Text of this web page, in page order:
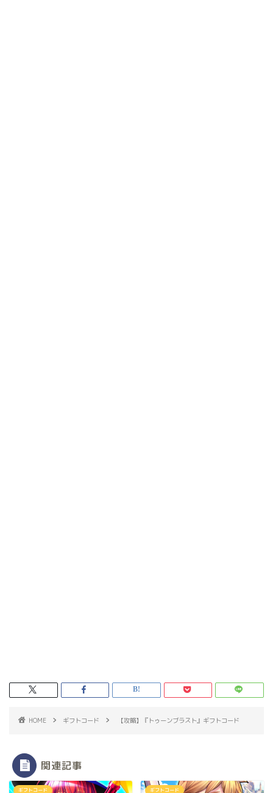
HOME ギフトコード 【攻略】『トゥーンブラスト』ギフトコード
関連記事
ギフトコード ギフトコード